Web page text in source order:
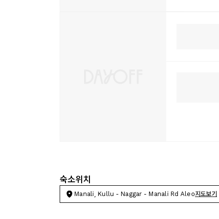
숙소위치
Manali, Kullu - Naggar - Manali Rd Aleo지도보기